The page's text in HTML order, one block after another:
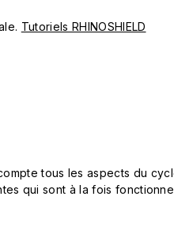
Tutoriels RHINOSHIELD
tous les aspects du
qui sont à la fois